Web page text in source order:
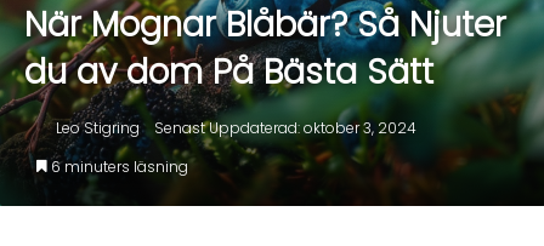
När Mognar Blåbär? Så Njuter
du av dom På Bästa Sätt
Leo Stigring
Senast Uppdaterad: oktober 3, 2024
6 minuters läsning